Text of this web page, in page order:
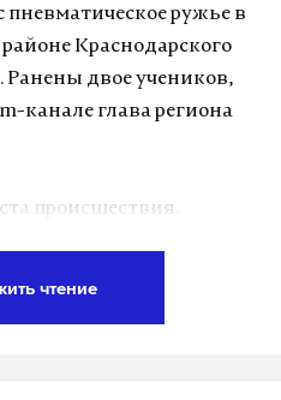
ружье в
Краснодарского
. Ранены двое учеников,
канале глава региона
происшествия.
чтение